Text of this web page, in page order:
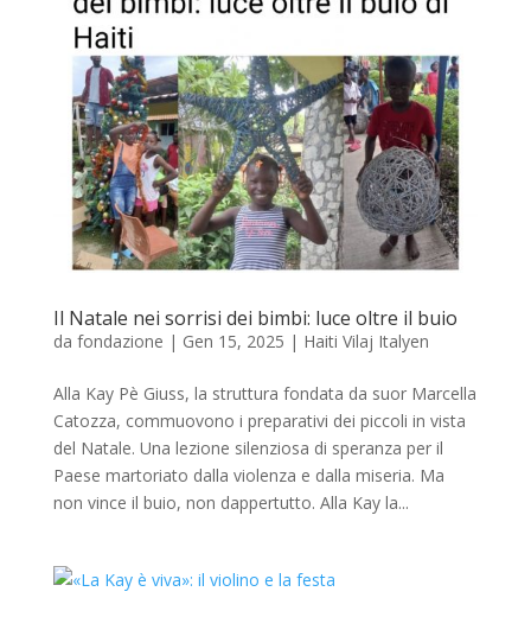
Il Natale nei sorrisi dei bimbi: luce oltre il buio
da fondazione | Gen 15, 2025 | Haiti Vilaj Italyen
Alla Kay Pè Giuss, la struttura fondata da suor Marcella
Catozza, commuovono i preparativi dei piccoli in vista
del Natale. Una lezione silenziosa di speranza per il
Paese martoriato dalla violenza e dalla miseria. Ma
non vince il buio, non dappertutto. Alla Kay la...